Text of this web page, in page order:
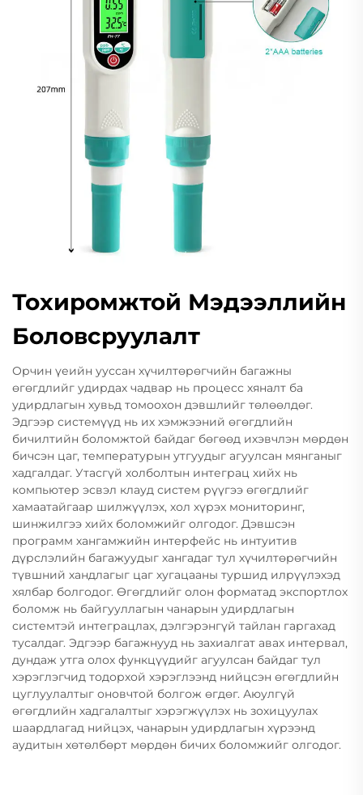
Тохиромжтой Мэдээллийн
Боловсруулалт
Орчин үеийн ууссан хүчилтөрөгчийн багажны
өгөгдлийг удирдах чадвар нь процесс хяналт ба
удирдлагын хувьд томоохон дэвшлийг төлөөлдөг.
Эдгээр системүүд нь их хэмжээний өгөгдлийн
бичилтийн боломжтой байдаг бөгөөд ихэвчлэн мөрдөн
бичсэн цаг, температурын утгуудыг агуулсан мянганыг
хадгалдаг. Утасгүй холболтын интеграц хийх нь
компьютер эсвэл клауд систем рүүгээ өгөгдлийг
хамаатайгаар шилжүүлэх, хол хүрэх мониторинг,
шинжилгээ хийх боломжийг олгодог. Дэвшсэн
программ хангамжийн интерфейс нь интуитив
дүрслэлийн багажуудыг хангадаг тул хүчилтөрөгчийн
түвшний хандлагыг цаг хугацааны туршид илрүүлэхэд
хялбар болгодог. Өгөгдлийг олон форматад экспортлох
боломж нь байгууллагын чанарын удирдлагын
системтэй интеграцлах, дэлгэрэнгүй тайлан гаргахад
тусалдаг. Эдгээр багажнууд нь захиалгат авах интервал,
дундаж утга олох функцүүдийг агуулсан байдаг тул
хэрэглэгчид тодорхой хэрэглээнд нийцсэн өгөгдлийн
цуглуулалтыг оновчтой болгож өгдөг. Аюулгүй
өгөгдлийн хадгалалтыг хэрэгжүүлэх нь зохицуулах
шаардлагад нийцэх, чанарын удирдлагын хүрээнд
аудитын хөтөлбөрт мөрдөн бичих боломжийг олгодог.